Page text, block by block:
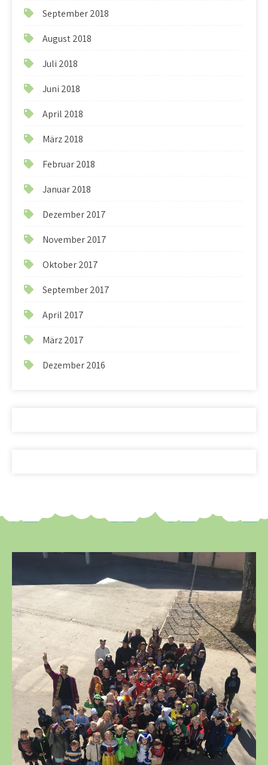
September 2018
August 2018
Juli 2018
Juni 2018
April 2018
März 2018
Februar 2018
Januar 2018
Dezember 2017
November 2017
Oktober 2017
September 2017
April 2017
März 2017
Dezember 2016